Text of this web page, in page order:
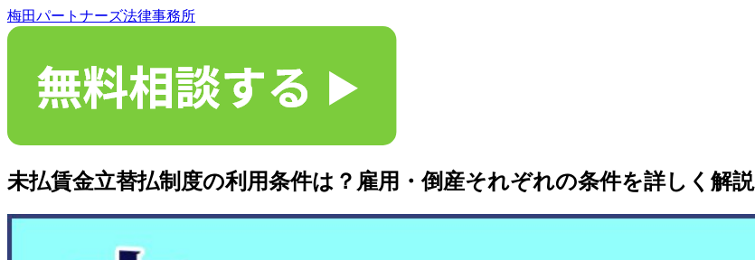
梅田パートナーズ法律事務所
未払賃金立替払制度の利用条件は？雇用・倒産それぞれの条件を詳しく解説